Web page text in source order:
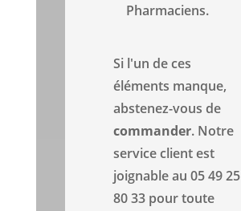
Pharmaciens.
Si l'un de ces
éléments manque,
abstenez-vous de
commander. Notre
service client est
joignable au 05 49 25
80 33 pour toute